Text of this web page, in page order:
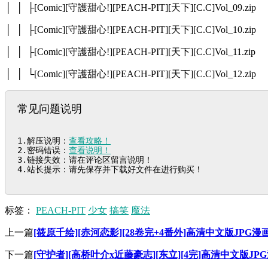
│ │ ├[Comic][守護甜心!][PEACH-PIT][天下][C.C]Vol_09.zip
│ │ ├[Comic][守護甜心!][PEACH-PIT][天下][C.C]Vol_10.zip
│ │ ├[Comic][守護甜心!][PEACH-PIT][天下][C.C]Vol_11.zip
│ │ └[Comic][守護甜心!][PEACH-PIT][天下][C.C]Vol_12.zip
常见问题说明
1.解压说明： 查看攻略！
2.密码错误： 查看说明！
3.链接失效：请在评论区留言说明！
4.站长提示：请先保存并下载好文件在进行购买！
标签： PEACH-PIT 少女 搞笑 魔法
上一篇[筱原千绘][赤河恋影][28卷完+4番外]高清中文版JPG漫
下一篇[守护者][高桥叶介x近藤豪志][东立][4完]高清中文版